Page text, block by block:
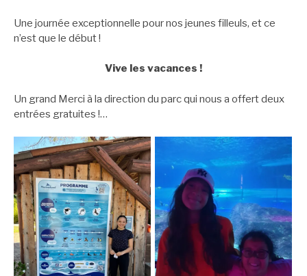
Une journée exceptionnelle pour nos jeunes filleuls, et ce
n’est que le début !
Vive les vacances !
Un grand Merci à la direction du parc qui nous a offert deux
entrées gratuites !…